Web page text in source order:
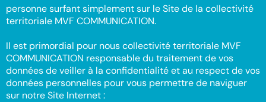
personne surfant simplement sur le Site de la collectivité
territoriale MVF COMMUNICATION.
Il est primordial pour nous collectivité territoriale MVF
COMMUNICATION responsable du traitement de vos
données de veiller à la confidentialité et au respect de vos
données personnelles pour vous permettre de naviguer
sur notre Site Internet :